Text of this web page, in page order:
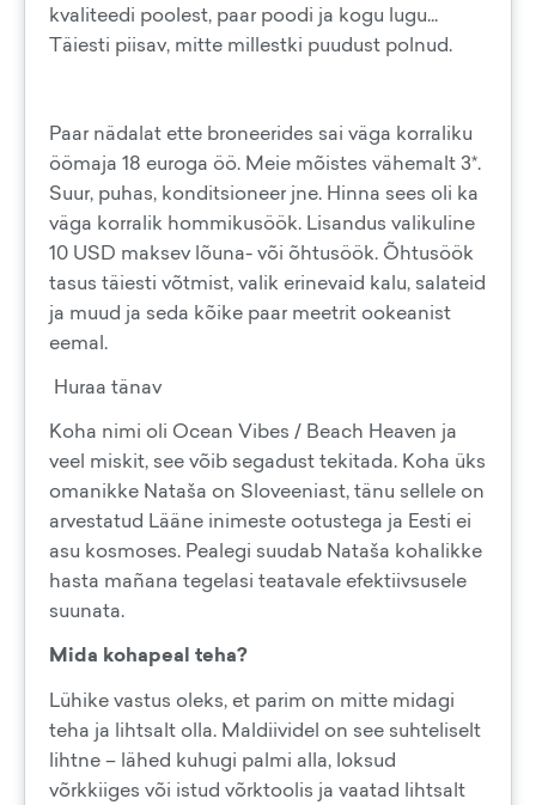
kvaliteedi poolest, paar poodi ja kogu lugu...
Täiesti piisav, mitte millestki puudust polnud.
Paar nädalat ette broneerides sai väga korraliku
öömaja 18 euroga öö. Meie mõistes vähemalt 3*.
Suur, puhas, konditsioneer jne. Hinna sees oli ka
väga korralik hommikusöök. Lisandus valikuline
10 USD maksev lõuna- või õhtusöök. Õhtusöök
tasus täiesti võtmist, valik erinevaid kalu, salateid
ja muud ja seda kõike paar meetrit ookeanist
eemal.
Huraa tänav
Koha nimi oli Ocean Vibes / Beach Heaven ja
veel miskit, see võib segadust tekitada. Koha üks
omanikke Nataša on Sloveeniast, tänu sellele on
arvestatud Lääne inimeste ootustega ja Eesti ei
asu kosmoses. Pealegi suudab Nataša kohalikke
hasta mañana tegelasi teatavale efektiivsusele
suunata.
Mida kohapeal teha?
Lühike vastus oleks, et parim on mitte midagi
teha ja lihtsalt olla. Maldiividel on see suhteliselt
lihtne – lähed kuhugi palmi alla, loksud
võrkkiiges või istud võrktoolis ja vaatad lihtsalt